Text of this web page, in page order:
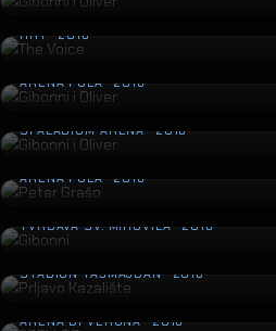
The Voice
HRT · 2016
Gibonni i Oliver
ARENA PULA · 2016
Gibonni i Oliver
SPALADIUM ARENA · 2016
Petar Grašo
ARENA PULA · 2016
Gibonni
TVRĐAVA SV. MIHOVILA · 2016
Prljavo Kazalište
STADION TAŠMAJDAN · 2016
2CELLOS
ARENA DI VERONA · 2016